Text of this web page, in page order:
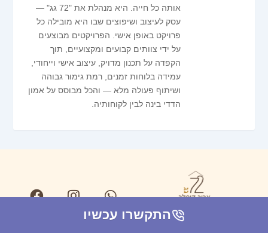
אותה כל חייה. היא מנהלת את "72 גג" —
עסק לעיצוב ושיפוצים שבו היא מובילה כל
פרויקט באופן אישי. הפרויקטים מבוצעים
על ידי צוותים קבועים ומקצועיים, תוך
הקפדה על תכנון מדויק, עיצוב אישי וייחודי,
עמידה בלוחות זמנים, רמת גימור גבוהה
ושיתוף פעולה מלא — והכל מבוסס על אמון
הדדי בינה לבין לקוחותיה.
h
a
t
n
s
a
c
o
u
התקשרו עכשיו